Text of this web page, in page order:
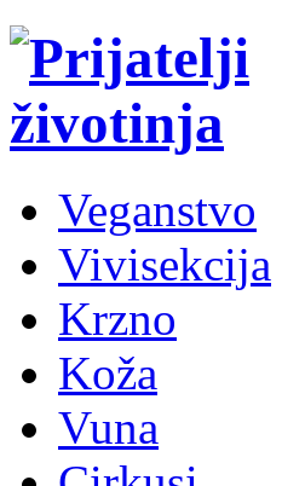
Veganstvo
Vivisekcija
Krzno
Koža
Vuna